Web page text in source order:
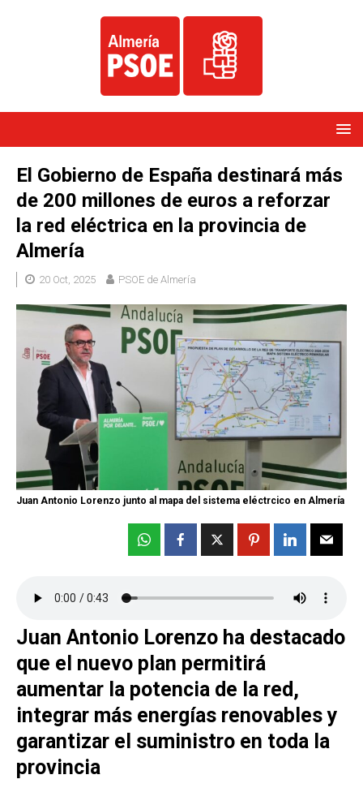
El Gobierno de España destinará más
de 200 millones de euros a reforzar
la red eléctrica en la provincia de
Almería
20 Oct, 2025 PSOE de Almería
Juan Antonio Lorenzo junto al mapa del sistema eléctrcico en Almería
Juan Antonio Lorenzo ha destacado
que el nuevo plan permitirá
aumentar la potencia de la red,
integrar más energías renovables y
garantizar el suministro en toda la
provincia